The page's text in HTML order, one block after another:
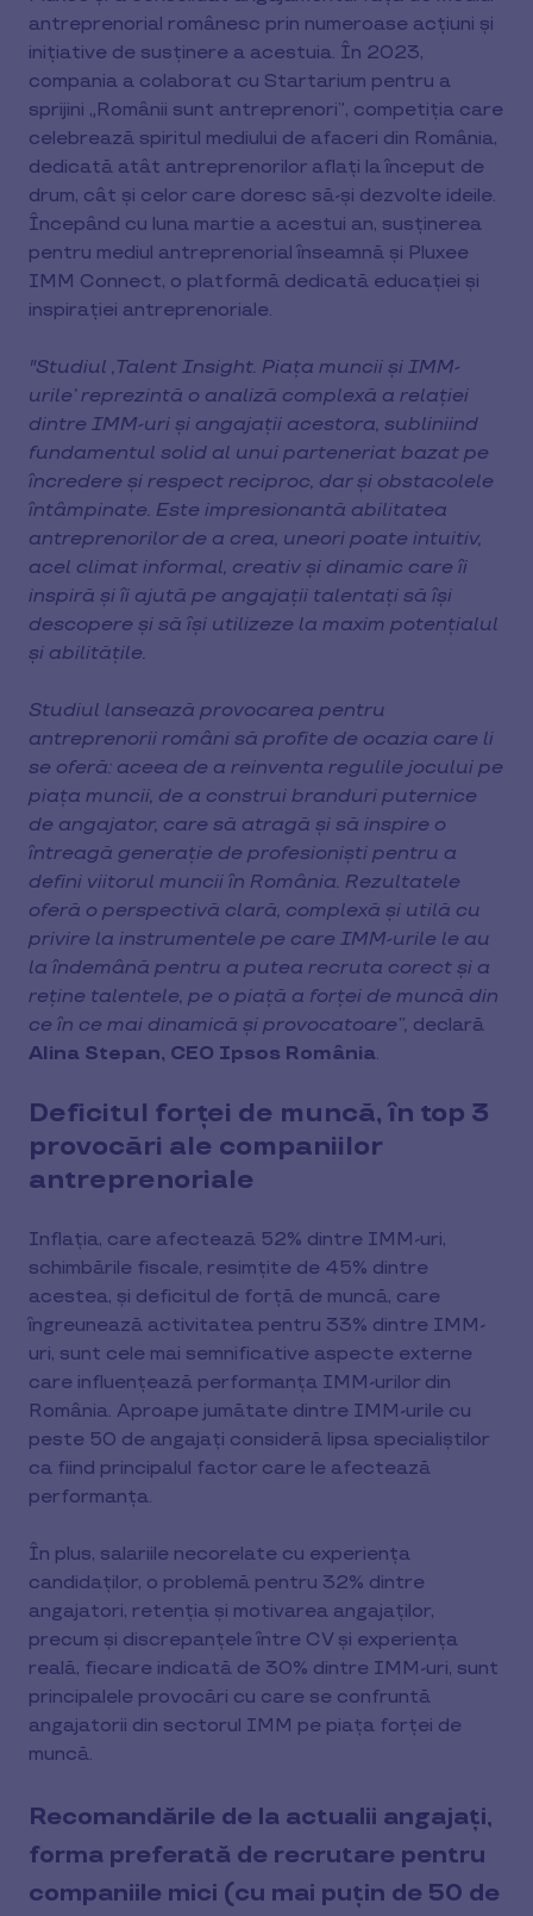
antreprenorial românesc prin numeroase acțiuni și
inițiative de susținere a acestuia. În 2023,
compania a colaborat cu Startarium pentru a
sprijini „Românii sunt antreprenori”, competiția care
celebrează spiritul mediului de afaceri din România,
dedicată atât antreprenorilor aflați la început de
drum, cât și celor care doresc să-și dezvolte ideile.
Începând cu luna martie a acestui an, susținerea
pentru mediul antreprenorial înseamnă și Pluxee
IMM Connect, o platformă dedicată educației și
inspirației antreprenoriale.
"Studiul ‚Talent Insight. Piața muncii și IMM-
urile’ reprezintă o analiză complexă a relației
dintre IMM-uri și angajații acestora, subliniind
fundamentul solid al unui parteneriat bazat pe
încredere și respect reciproc, dar și obstacolele
întâmpinate. Este impresionantă abilitatea
antreprenorilor de a crea, uneori poate intuitiv,
acel climat informal, creativ și dinamic care îi
inspiră și îi ajută pe angajații talentați să își
descopere și să își utilizeze la maxim potențialul
și abilitățile.
Studiul lansează provocarea pentru
antreprenorii români să profite de ocazia care li
se oferă: aceea de a reinventa regulile jocului pe
piața muncii, de a construi branduri puternice
de angajator, care să atragă și să inspire o
întreagă generație de profesioniști pentru a
defini viitorul muncii în România. Rezultatele
oferă o perspectivă clară, complexă și utilă cu
privire la instrumentele pe care IMM-urile le au
la îndemână pentru a putea recruta corect și a
reține talentele, pe o piață a forței de muncă din
ce în ce mai dinamică și provocatoare”, declară
Alina Stepan, CEO Ipsos România.
Deficitul forței de muncă, în top 3
provocări ale companiilor
antreprenoriale
Inflația, care afectează 52% dintre IMM-uri,
schimbările fiscale, resimțite de 45% dintre
acestea, și deficitul de forță de muncă, care
îngreunează activitatea pentru 33% dintre IMM-
uri, sunt cele mai semnificative aspecte externe
care influențează performanța IMM-urilor din
România. Aproape jumătate dintre IMM-urile cu
peste 50 de angajați consideră lipsa specialiștilor
ca fiind principalul factor care le afectează
performanța.
În plus, salariile necorelate cu experiența
candidaților, o problemă pentru 32% dintre
angajatori, retenția și motivarea angajaților,
precum și discrepanțele între CV și experiența
reală, fiecare indicată de 30% dintre IMM-uri, sunt
principalele provocări cu care se confruntă
angajatorii din sectorul IMM pe piața forței de
muncă.
Recomandările de la actualii angajați,
forma preferată de recrutare pentru
companiile mici (cu mai puțin de 50 de